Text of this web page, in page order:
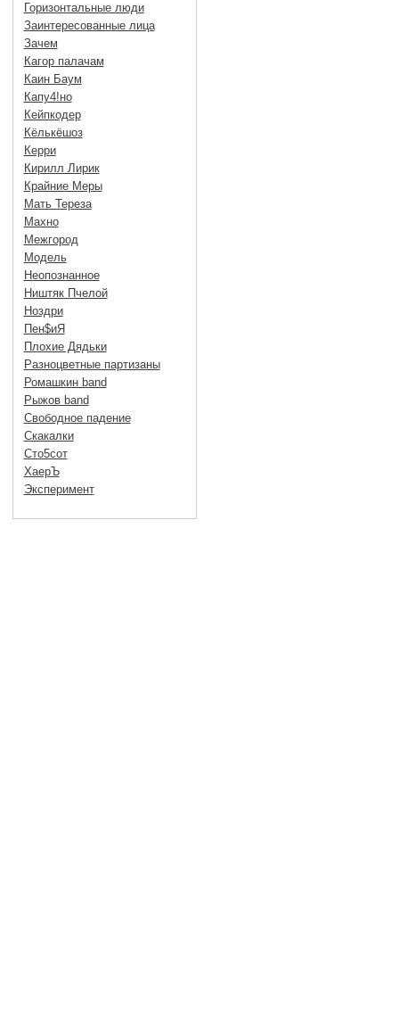
Горизонтальные люди
Заинтересованные лица
Зачем
Кагор палачам
Каин Баум
Капу4!но
Кейпкодер
Кёлькёшоз
Керри
Кирилл Лирик
Крайние Меры
Мать Тереза
Махно
Межгород
Модель
Неопознанное
Ништяк Пчелой
Ноздри
Пен$иЯ
Плохие Дядьки
Разноцветные партизаны
Ромашкин band
Рыжов band
Свободное падение
Скакалки
Сто5сот
ХаерЪ
Эксперимент